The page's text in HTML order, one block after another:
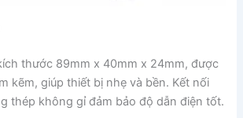
thước 89mm x 40mm x 24mm, được
kẽm, giúp thiết bị nhẹ và bền. Kết nối
thép không gỉ đảm bảo độ dẫn điện tốt.